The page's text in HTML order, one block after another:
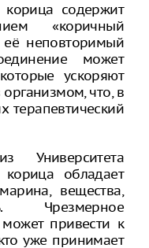
содержит
«коричный
её неповторимый
может
ускоряют
что, в
терапевтический
Университета
обладает
вещества,
Чрезмерное
привести к
уже принимает